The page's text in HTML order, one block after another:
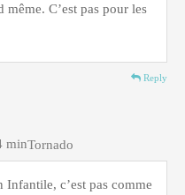
même. C’est pas pour les
Reply
Tornado
min
c’est pas comme